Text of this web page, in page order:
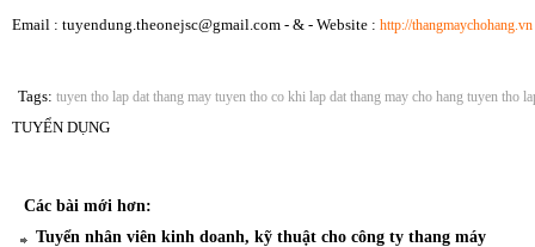
Email : tuyendung.theonejsc@gmail.com - & - Website : http://thangmaychohang.vn
Tags: tuyen tho lap dat thang may tuyen tho co khi lap dat thang may cho hang tuyen tho
TUYỂN DỤNG
Các bài mới hơn:
Tuyển nhân viên kinh doanh, kỹ thuật cho công ty thang máy